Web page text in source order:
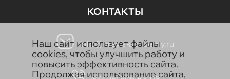
КОНТАКТЫ
info@aravia-academy.ru
Наш сайт использует файлы
cookies, чтобы улучшить работу и
повысить эффективность сайта.
Продолжая использование сайта,